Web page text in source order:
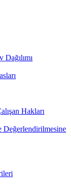
Hakları
Değerlendirilmesine